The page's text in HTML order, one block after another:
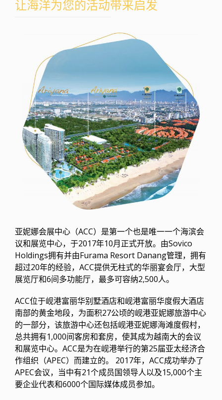
让海洋为您的活动带来启发
亚妮娜会展中心（ACC）是第一个也是唯一一个海滨会
议和展览中心，于2017年10月正式开放。由Sovico
Holdings拥有并由Furama Resort Danang管理，拥有
超过20年的经验，ACC提供无柱式的华丽宴会厅，大型
展览厅和6间多功能厅，最多可容纳2,500人。
ACC位于岘港富丽华别墅酒店和岘港富丽华度假大酒店
南部的黄金地段，为面积27公顷的岘港亚妮娜旅游中心
的一部分，该旅游中心还包括岘港亚妮娜海滩度假村，
总共拥有1,000间客房和套房，使其成为越南大的会议
和展览中心。ACC是为在岘港举行的第25届亚太经济合
作组织（APEC）而建立的。 2017年，ACC成功举办了
APEC会议，当中有21个成员国领导人以及15,000个主
要企业代表和6000个国际媒体成员参加。